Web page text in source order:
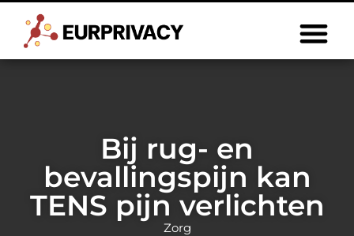
Bij rug- en
bevallingspijn kan
TENS pijn verlichten
Zorg